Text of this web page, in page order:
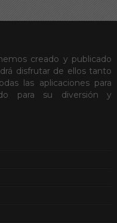
creado y publicado
disfrutar de ellos tanto
las aplicaciones para
para su diversión y